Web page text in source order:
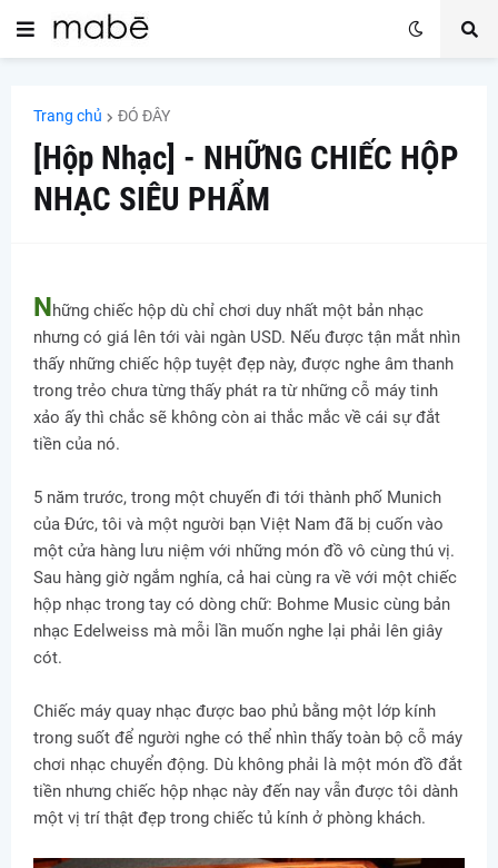
Trang chủ ĐÓ ĐÂY
[Hộp Nhạc] - NHỮNG CHIẾC HỘP
NHẠC SIÊU PHẨM
Những chiếc hộp dù chỉ chơi duy nhất một bản nhạc
nhưng có giá lên tới vài ngàn USD. Nếu được tận mắt nhìn
thấy những chiếc hộp tuyệt đẹp này, được nghe âm thanh
trong trẻo chưa từng thấy phát ra từ những cỗ máy tinh
xảo ấy thì chắc sẽ không còn ai thắc mắc về cái sự đắt
tiền của nó.
5 năm trước, trong một chuyến đi tới thành phố Munich
của Đức, tôi và một người bạn Việt Nam đã bị cuốn vào
một cửa hàng lưu niệm với những món đồ vô cùng thú vị.
Sau hàng giờ ngắm nghía, cả hai cùng ra về với một chiếc
hộp nhạc trong tay có dòng chữ: Bohme Music cùng bản
nhạc Edelweiss mà mỗi lần muốn nghe lại phải lên giây
cót.
Chiếc máy quay nhạc được bao phủ bằng một lớp kính
trong suốt để người nghe có thể nhìn thấy toàn bộ cỗ máy
chơi nhạc chuyển động. Dù không phải là một món đồ đắt
tiền nhưng chiếc hộp nhạc này đến nay vẫn được tôi dành
một vị trí thật đẹp trong chiếc tủ kính ở phòng khách.